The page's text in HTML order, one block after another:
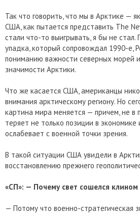
Так что говорить, что мы в Арктике —
США, как пытается представить The
стали что-то выигрывать, я бы не
упадка, который сопровождал 1990-е,
пониманию важности северных морей и
значимости Арктики.
Что же касается США, американцы
внимания арктическому региону. Но
картина мира меняется — причем, не в
теряет не только позиции в экономике
ослабевает с военной точки зрения.
В такой ситуации США увидели в
восстановлению прежнего
«СП»: — Почему свет сошелся
— Потому что военно-стратегическая